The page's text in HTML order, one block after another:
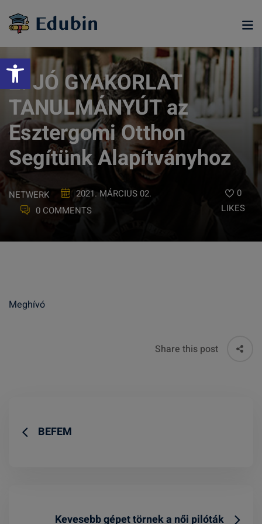
Eszköztár megnyitása
content
2. JÓ GYAKORLAT
TANULMÁNYÚT az
Esztergomi Otthon
Segítünk Alapítványhoz
NETWERK
2021. MÁRCIUS 02.
0 COMMENTS
0
LIKES
Meghívó
Share this post
BEFEM
Kevesebb gépet törnek a női pilóták